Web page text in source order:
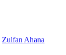
Zulfan Ahana